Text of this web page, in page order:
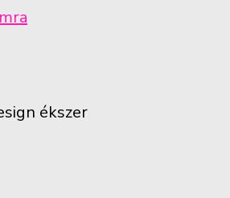
ékszer